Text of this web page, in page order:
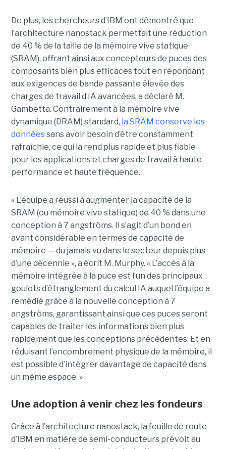
De plus, les chercheurs d’IBM ont démontré que
l’architecture nanostack permettait une réduction
de 40 % de la taille de la mémoire vive statique
(SRAM), offrant ainsi aux concepteurs de puces des
composants bien plus efficaces tout en répondant
aux exigences de bande passante élevée des
charges de travail d’IA avancées, a déclaré M.
Gambetta. Contrairement à la mémoire vive
dynamique (DRAM) standard, la SRAM conserve les
donnéessans avoir besoin d’être constamment
rafraîchie, ce qui la rend plus rapide et plus fiable
pour les applications et charges de travail à haute
performance et haute fréquence.
« L’équipe a réussi à augmenter la capacité de la
SRAM (ou mémoire vive statique) de 40 % dans une
conception à 7 angströms. Il s’agit d’un bond en
avant considérable en termes de capacité de
mémoire — du jamais vu dans le secteur depuis plus
d’une décennie », a écrit M. Murphy. « L’accès à la
mémoire intégrée à la puce est l’un des principaux
goulots d’étranglement du calcul IA auquel l’équipe a
remédié grâce à la nouvelle conception à 7
angströms, garantissant ainsi que ces puces seront
capables de traiter les informations bien plus
rapidement que les conceptions précédentes. Et en
réduisant l’encombrement physique de la mémoire, il
est possible d’intégrer davantage de capacité dans
un même espace. »
Une adoption à venir chez les fondeurs
Grâce à l’architecture nanostack, la feuille de route
d’IBM en matière de semi-conducteurs prévoit au